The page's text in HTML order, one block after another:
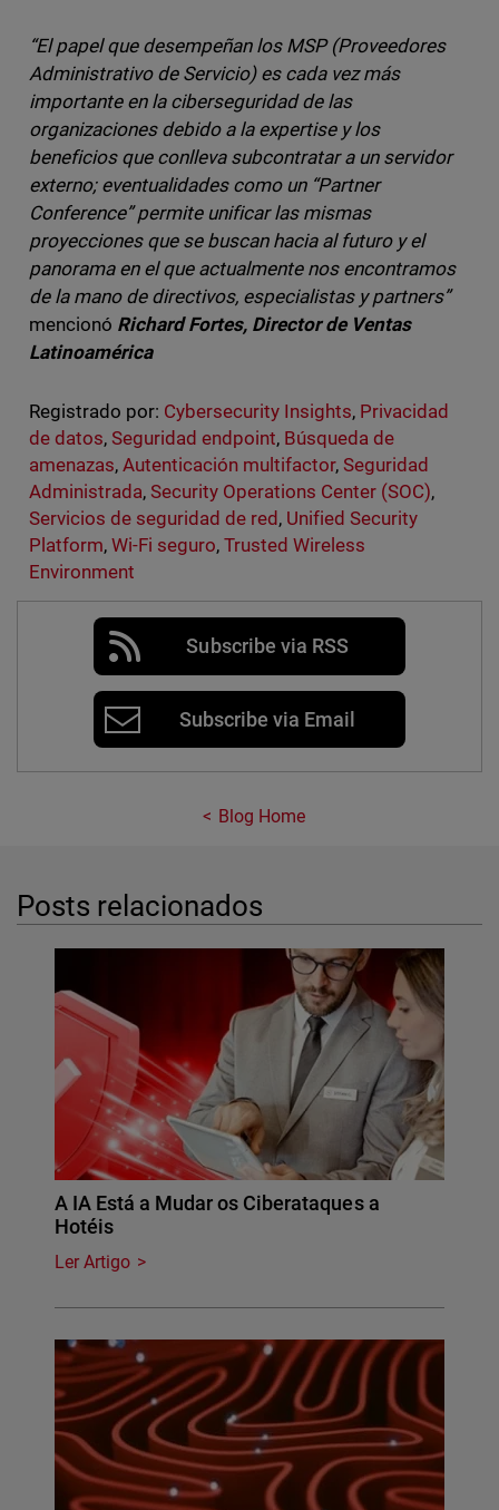
“El papel que desempeñan los MSP (Proveedores
Administrativo de Servicio) es cada vez más
importante en la ciberseguridad de las
organizaciones debido a la expertise y los
beneficios que conlleva subcontratar a un servidor
externo; eventualidades como un “Partner
Conference” permite unificar las mismas
proyecciones que se buscan hacia al futuro y el
panorama en el que actualmente nos encontramos
de la mano de directivos, especialistas y partners”
mencionó Richard Fortes, Director de Ventas
Latinoamérica
Registrado por: Cybersecurity Insights, Privacidad
de datos, Seguridad endpoint, Búsqueda de
amenazas, Autenticación multifactor,Seguridad
Administrada, Security Operations Center (SOC),
Servicios de seguridad de red , Unified Security
Platform, Wi-Fi seguro, Trusted Wireless
Environment
Subscribe via RSS
Subscribe via Email
Blog Home
Posts relacionados
A IA Está a Mudar os Ciberataques a
Hotéis
Ler Artigo